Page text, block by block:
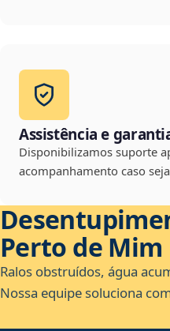
Assistência e
Disponibilizamos suporte
acompanhamento caso
Perto de Mim
Ralos obstruídos, água
Nossa equipe soluciona